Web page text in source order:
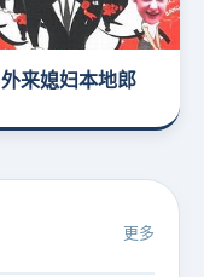
外来媳妇本地郎
更多